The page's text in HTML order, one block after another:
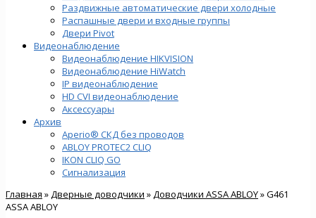
Раздвижные автоматические двери холодные
Распашные двери и входные группы
Двери Pivot
Видеонаблюдение
Видеонаблюдение HIKVISION
Видеонаблюдение HiWatch
IP видеонаблюдение
HD CVI видеонаблюдение
Аксессуары
Архив
Aperio® СКД без проводов
ABLOY PROTEC2 CLIQ
IKON CLIQ GO
Сигнализация
Главная » Дверные доводчики » Доводчики ASSA ABLOY» G461
ASSA ABLOY